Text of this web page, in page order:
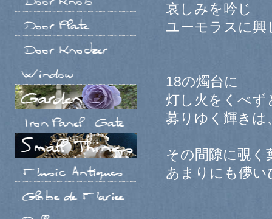
哀しみを吟じ
ユーモラスに興
18の燭台に
灯し火をくべず
募りゆく輝きは
その間隙に覗く
あまりにも儚い